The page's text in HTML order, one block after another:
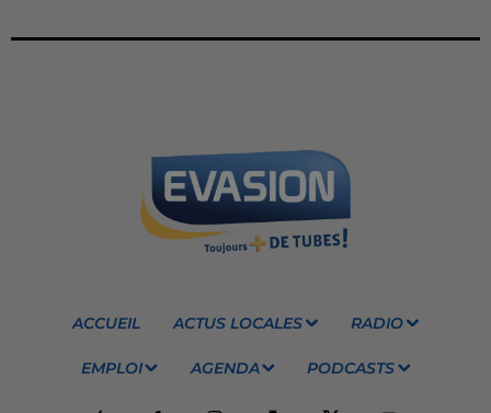
ACCUEIL ACTUS LOCALES RADIO
EMPLOI AGENDA PODCASTS